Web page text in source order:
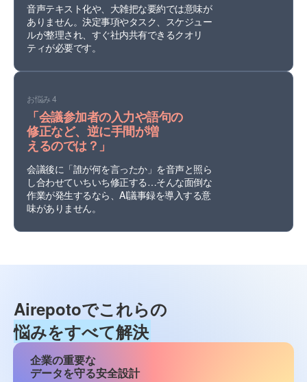
音声テキスト化や、大雑把な要約では意味が
ありません。決定事項やタスク、スケジュー
ルが整理され、すぐ社内共有できるクオリ
ティが必要です。
お悩み 4
「会議参加者の入力や語句の
修正など、 逆に手間が増
えるのでは？」
会議後に「誰が何を言ったか」を音声と照ら
し合わせていちいち修正する…そんな面倒な
作業が発生するなら、AI議事録を導入する意
味がありません。
Airepotoでこれらの
悩みをすべて解決
企業の重要な
データを守る安全設計